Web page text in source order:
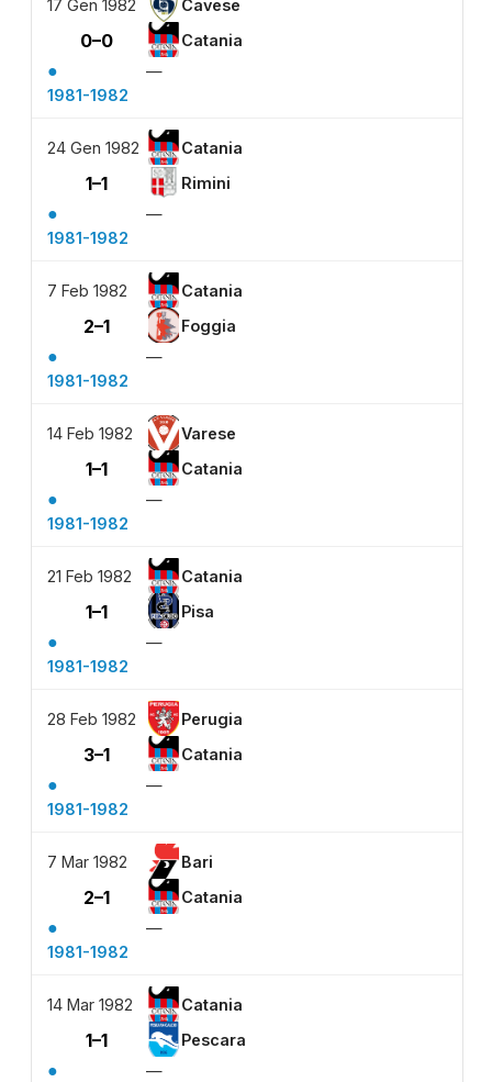
17 Gen 1982 Cavese
0–0 Catania
●
—
1981-1982
24 Gen 1982 Catania
1–1 Rimini
●
—
1981-1982
7 Feb 1982 Catania
2–1 Foggia
●
—
1981-1982
14 Feb 1982 Varese
1–1 Catania
●
—
1981-1982
21 Feb 1982 Catania
1–1 Pisa
●
—
1981-1982
28 Feb 1982 Perugia
3–1 Catania
●
—
1981-1982
7 Mar 1982 Bari
2–1 Catania
●
—
1981-1982
14 Mar 1982 Catania
1–1 Pescara
●
—